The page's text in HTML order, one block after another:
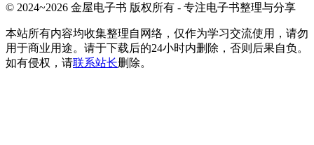
© 2024~2026 金屋电子书 版权所有 - 专注电子书整理与分享
本站所有内容均收集整理自网络，仅作为学习交流使用，请勿
用于商业用途。请于下载后的24小时内删除，否则后果自负。
如有侵权，请联系站长删除。